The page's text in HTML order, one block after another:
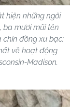
hiện những ngôi
ba mươi mũi tên
đồng xu bạc:
về hoạt động
Madison.